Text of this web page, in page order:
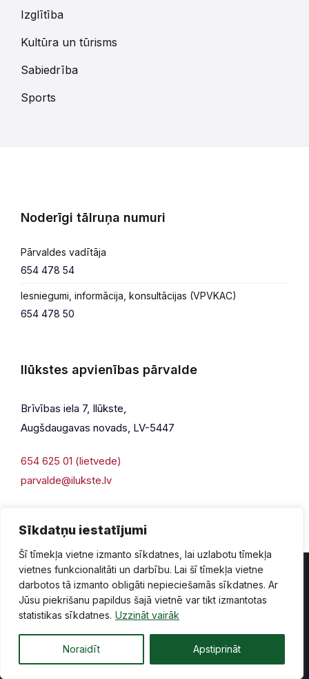
Sīkdatņu iestatījumi
Šī tīmekļa vietne izmanto sīkdatnes, lai uzlabotu tīmekļa
vietnes funkcionalitāti un darbību. Lai šī tīmekļa vietne
darbotos tā izmanto obligāti nepieciešamās sīkdatnes. Ar
Jūsu piekrišanu papildus šajā vietnē var tikt izmantotas
statistikas sīkdatnes. Uzzināt vairāk
Noraidīt Apstiprināt
Izglītība
Kultūra un tūrisms
Sabiedrība
Sports
Noderīgi tālruņa numuri
Pārvaldes vadītāja
654 478 54
Iesniegumi, informācija, konsultācijas (VPVKAC)
654 478 50
Ilūkstes apvienības pārvalde
Brīvības iela 7, Ilūkste,
Augšdaugavas novads, LV-5447
654 625 01 (lietvede)
parvalde@ilukste.lv
Privātuma politika Piekļūstamība
Lapas karte
© 2026 Ilūkste, publicētā satura visas tiesības aizsargātas.